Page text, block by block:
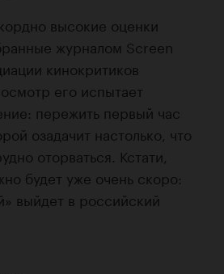
высокие оценки
журналом Screen
кинокритиков
его испытает
пережить первый час
озадачит настолько, что
оторваться. Кстати,
будет уже очень скоро:
выйдет в российский